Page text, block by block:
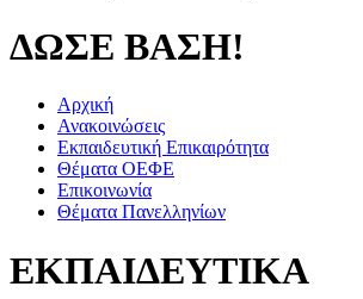
ΔΩΣΕ ΒΑΣΗ!
Αρχική
Ανακοινώσεις
Εκπαιδευτική Επικαιρότητα
Θέματα ΟΕΦΕ
Επικοινωνία
Θέματα Πανελληνίων
ΕΚΠΑΙΔΕΥΤΙΚΑ